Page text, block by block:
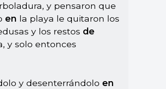
y pensaron que
en la playa le quitaron los
y los restos de
y solo entonces
y desenterrándolo en